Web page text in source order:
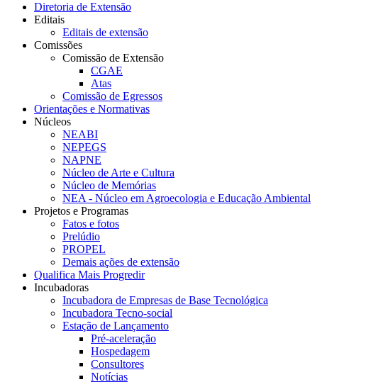
Diretoria de Extensão
Editais
Editais de extensão
Comissões
Comissão de Extensão
CGAE
Atas
Comissão de Egressos
Orientações e Normativas
Núcleos
NEABI
NEPEGS
NAPNE
Núcleo de Arte e Cultura
Núcleo de Memórias
NEA - Núcleo em Agroecologia e Educação Ambiental
Projetos e Programas
Fatos e fotos
Prelúdio
PROPEL
Demais ações de extensão
Qualifica Mais Progredir
Incubadoras
Incubadora de Empresas de Base Tecnológica
Incubadora Tecno-social
Estação de Lançamento
Pré-aceleração
Hospedagem
Consultores
Notícias